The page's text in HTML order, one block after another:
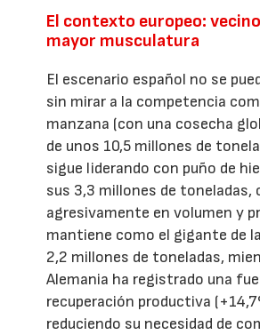
El contexto europeo:
mayor musculatura
El escenario español no se
sin mirar a la competencia
manzana (con una cosecha
de unos 10,5 millones de
sigue liderando con puño de
sus 3,3 millones de toneladas,
agresivamente en volumen y
mantiene como el gigante de
2,2 millones de toneladas,
Alemania ha registrado una
recuperación productiva
reduciendo su necesidad de